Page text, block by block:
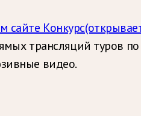
сайте Конкурс
трансляций туров
видео.